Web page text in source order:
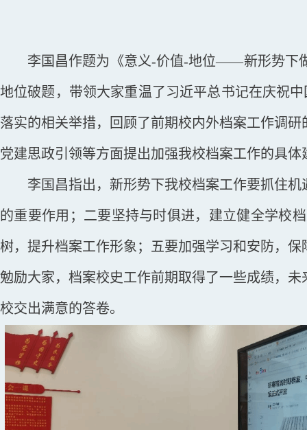
李国昌作题为《意义-价值-地位——新形势下
地位破题，带领大家重温了习近平总书记在庆祝
落实的相关举措，回顾了前期校内外档案工作调
党建思政引领等方面提出加强我校档案工作的具体
李国昌指出，新形势下我校档案工作要抓住
的重要作用；二要坚持与时俱进，建立健全学校
树，提升档案工作形象；五要加强学习和安防，
勉励大家，档案校史工作前期取得了一些成绩，
校交出满意的答卷。